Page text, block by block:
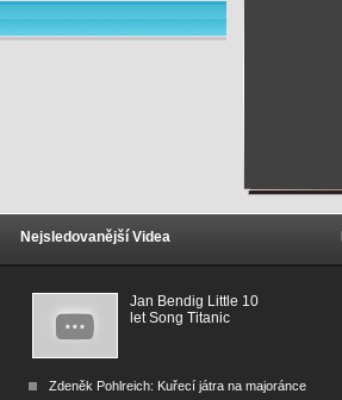
Nejsledovanější Videa
Jan Bendig Little 10
let Song Titanic
Zdeněk Pohlreich: Kuřecí játra na majoránce